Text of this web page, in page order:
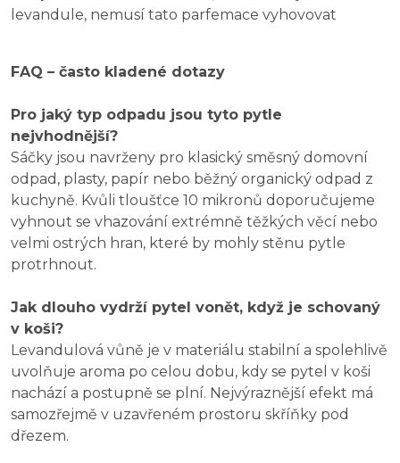
levandule, nemusí tato parfemace vyhovovat
FAQ – často kladené dotazy
Pro jaký typ odpadu jsou tyto pytle
nejvhodnější?
Sáčky jsou navrženy pro klasický směsný domovní
odpad, plasty, papír nebo běžný organický odpad z
kuchyně. Kvůli tloušťce 10 mikronů doporučujeme
vyhnout se vhazování extrémně těžkých věcí nebo
velmi ostrých hran, které by mohly stěnu pytle
protrhnout.
Jak dlouho vydrží pytel vonět, když je schovaný
v koši?
Levandulová vůně je v materiálu stabilní a spolehlivě
uvolňuje aroma po celou dobu, kdy se pytel v koši
nachází a postupně se plní. Nejvýraznější efekt má
samozřejmě v uzavřeném prostoru skříňky pod
dřezem.